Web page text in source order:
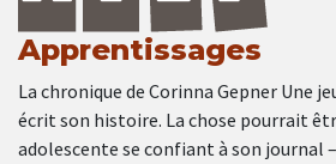
Apprentissages
La chronique de Corinna Gepner Une
écrit son histoire. La chose pourrait
adolescente se confiant à son journal